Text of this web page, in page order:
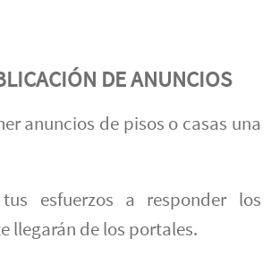
DE ANUNCIOS
anuncios de pisos o casas una
esfuerzos a responder los
llegarán de los portales.